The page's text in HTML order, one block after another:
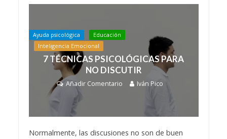
Ayuda psicológica
Educación
Inteligencia Emocional
7 TÉCNICAS PSICOLÓGICAS PARA
NO DISCUTIR
Añadir Comentario Iván Pico
Normalmente, las discusiones no son de buen